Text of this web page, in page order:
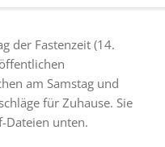
der Fastenzeit (14.
am Samstag und
für Zuhause. Sie
Dateien unten.